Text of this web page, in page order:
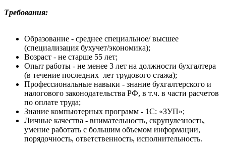
Требования:
Образование - среднее специальное/ высшее
(специализация бухучет/экономика);
Возраст - не старше 55 лет;
Опыт работы - не менее 3 лет на должности бухгалтера
(в течение последних лет трудового стажа);
Профессиональные навыки - знание бухгалтерского и
налогового законодательства РФ, в т.ч. в части расчетов
по оплате труда;
Знание компьютерных программ - 1С: «ЗУП»;
Личные качества - внимательность, скрупулезность,
умение работать с большим объемом информации,
порядочность, ответственность, исполнительность.